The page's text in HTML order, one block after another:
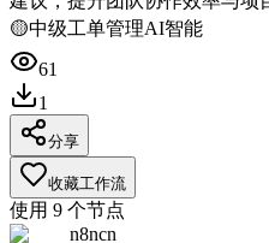
🟡中级工单管理AI智能
61
1
分享
收藏工作流
使用 9 个节点
n8ncn